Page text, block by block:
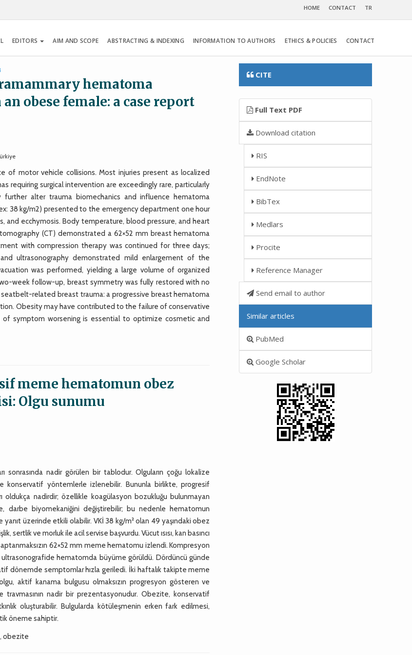
HOME CONTACT TR
EDITORS AIM AND SCOPE ABSTRACTING & INDEXING INFORMATION TO AUTHORS ETHICS & POLICIES CONTACT
hematoma
obese female: a case report
of motor vehicle collisions. Most injuries present as localized
requiring surgical intervention are exceedingly rare, particularly
alter trauma biomechanics and influence hematoma
38 kg/m2) presented to the emergency department one hour
ecchymosis. Body temperature, blood pressure, and heart
(CT) demonstrated a 62×52 mm breast hematoma
with compression therapy was continued for three days;
ultrasonography demonstrated mild enlargement of the
was performed, yielding a large volume of organized
week follow-up, breast symmetry was fully restored with no
related breast trauma: a progressive breast hematoma
Obesity may have contributed to the failure of conservative
of symptom worsening is essential to optimize cosmetic and
meme hematomun obez
Olgu sunumu
sonrasında nadir görülen bir tablodur. Olguların çoğu lokalize
yöntemlerle izlenebilir. Bununla birlikte, progresif
nadirdir; özellikle koagülasyon bozukluğu bulunmayan
biyomekaniğini değiştirebilir; bu nedenle hematomun
üzerinde etkili olabilir. VKİ 38 kg/m² olan 49 yaşındaki obez
sertlik ve morluk ile acil servise başvurdu. Vücut ısısı, kan basıncı
62×52 mm meme hematomu izlendi. Kompresyon
ultrasonografide hematomda büyüme görüldü. Dördüncü günde
dönemde semptomlar hızla geriledi. İki haftalık takipte meme
aktif kanama bulgusu olmaksızın progresyon gösteren ve
nadir bir prezentasyonudur. Obezite, konservatif
oluşturabilir. Bulgularda kötüleşmenin erken fark edilmesi,
öneme sahiptir.
obezite
CITE
Full Text PDF
Download citation
RIS
EndNote
BibTex
Medlars
Procite
Reference Manager
Send email to author
Similar articles
PubMed
Google Scholar